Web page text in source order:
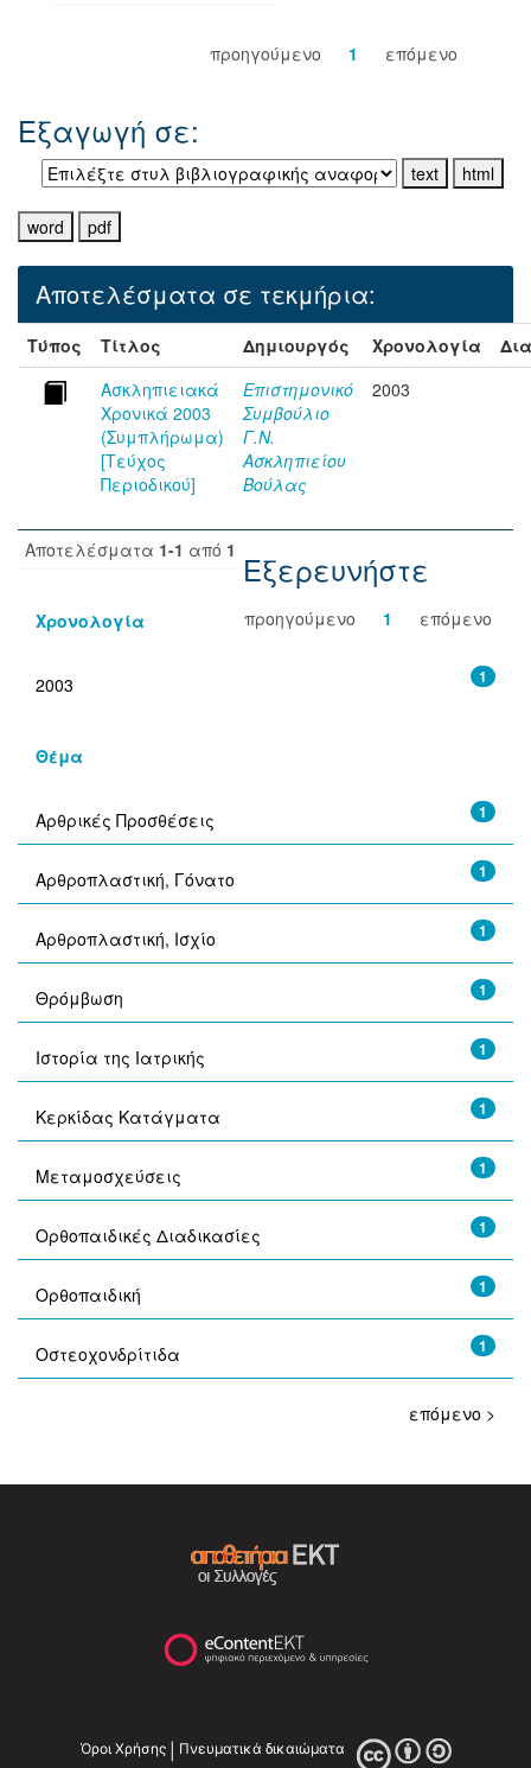
προηγούμενο 1 επόμενο
Εξαγωγή σε:
Αποτελέσματα σε τεκμήρια:
Τύπος Τίτλος Δημιουργός Χρονολογία
Ασκληπιειακά
Χρονικά 2003
(Συμπλήρωμα)
[Τεύχος
Περιοδικού]
Επιστημονικό
Συμβούλιο
Γ.Ν.
Ασκληπιείου
Βούλας
2003
Αποτελέσματα 1-1 από 1
προηγούμενο 1 επόμενο
Εξερευνήστε
Χρονολογία
1
2003
Θέμα
1
Αρθρικές Προσθέσεις
1
Αρθροπλαστική, Γόνατο
1
Αρθροπλαστική, Ισχίο
1
Θρόμβωση
1
Ιστορία της Ιατρικής
1
Κερκίδας Κατάγματα
1
Μεταμοσχεύσεις
1
Ορθοπαιδικές Διαδικασίες
1
Ορθοπαιδική
1
Οστεοχονδρίτιδα
επόμενο >